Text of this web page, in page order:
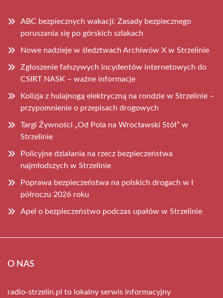
ABC bezpiecznych wakacji: Zasady bezpiecznego
poruszania się po górskich szlakach
Nowe nadzieje w śledztwach Archiwów X w Strzelinie
Zgłoszenie fałszywych incydentów internetowych do
CSIRT NASK – ważne informacje
Kolizja z hulajnogą elektryczną na rondzie w Strzelinie –
przypomnienie o przepisach drogowych
Targi Żywności „Od Pola na Wrocławski Stół” w
Strzelinie
Policyjne działania na rzecz bezpieczeństwa
najmłodszych w Strzelinie
Poprawa bezpieczeństwa na polskich drogach w I
półroczu 2026 roku
Apel o bezpieczeństwo podczas upałów w Strzelinie
O NAS
radio-strzelin.pl to lokalny serwis informacyjny